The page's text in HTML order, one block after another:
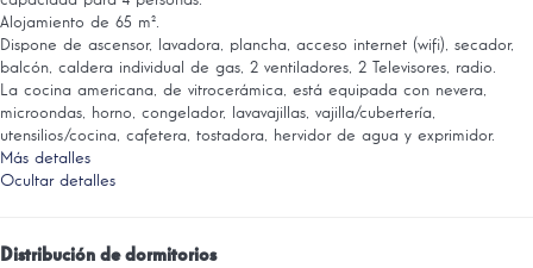
Alojamiento de 65 m².
Dispone de ascensor, lavadora, plancha, acceso internet (wifi), secador,
balcón, caldera individual de gas, 2 ventiladores, 2 Televisores, radio.
La cocina americana, de vitrocerámica, está equipada con nevera,
microondas, horno, congelador, lavavajillas, vajilla/cubertería,
utensilios/cocina, cafetera, tostadora, hervidor de agua y exprimidor.
Más detalles
Ocultar detalles
Distribución de dormitorios